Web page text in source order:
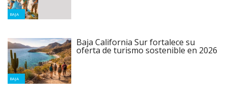
BAJA
BAJA
Baja California Sur fortalece su
oferta de turismo sostenible en 2026